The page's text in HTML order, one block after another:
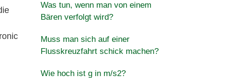
Was tun, wenn man von einem
Bären verfolgt wird?
Muss man sich auf einer
Flusskreuzfahrt schick machen?
Wie hoch ist g in m/s2?